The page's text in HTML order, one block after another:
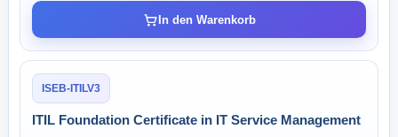
In den Warenkorb
ISEB-ITILV3
ITIL Foundation Certificate in IT Service Management